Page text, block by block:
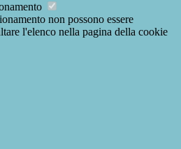
non possono essere
l'elenco nella pagina della cookie